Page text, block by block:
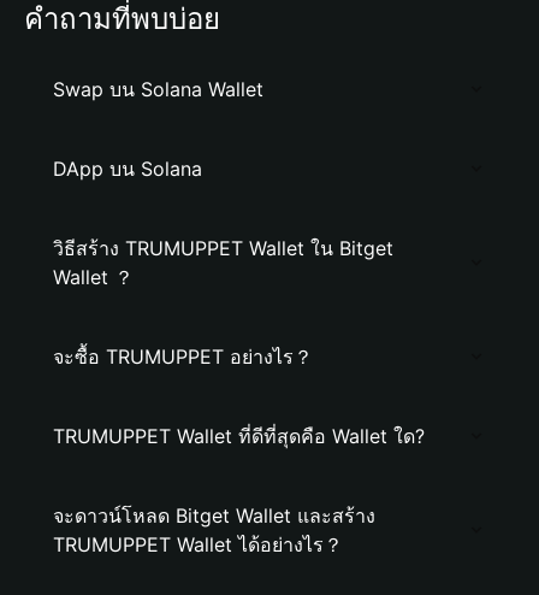
คำถามที่พบบ่อย
Swap บน Solana Wallet
DApp บน Solana
วิธีสร้าง TRUMUPPET Wallet ใน Bitget
Wallet ？
จะซื้อ TRUMUPPET อย่างไร？
TRUMUPPET Wallet ที่ดีที่สุดคือ Wallet ใด?
จะดาวน์โหลด Bitget Wallet และสร้าง
TRUMUPPET Wallet ได้อย่างไร？